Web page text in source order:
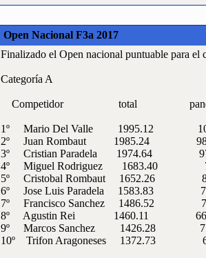
Open Nacional F3a 2017
Finalizado el Open nacional puntuable para el
Categoría A
Competidor total
1º Mario Del Valle 1995.12
2º Juan Rombaut 1985.24
3º Cristian Paradela
4º Miguel Rodriguez
5º Cristobal Rombaut
6º Jose Luis Paradela
7º Francisco Sanchez
8º Agustin Rei 1460.11
9º Marcos Sanchez
10º Trifon Aragoneses